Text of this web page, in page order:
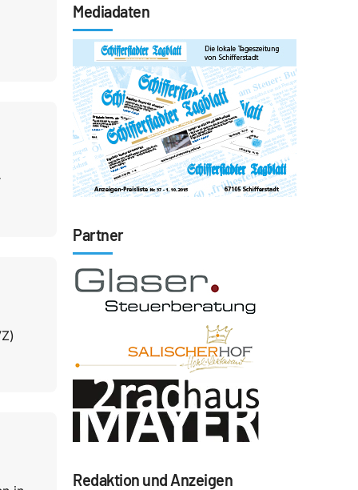
Mediadaten
Partner
Redaktion und Anzeigen